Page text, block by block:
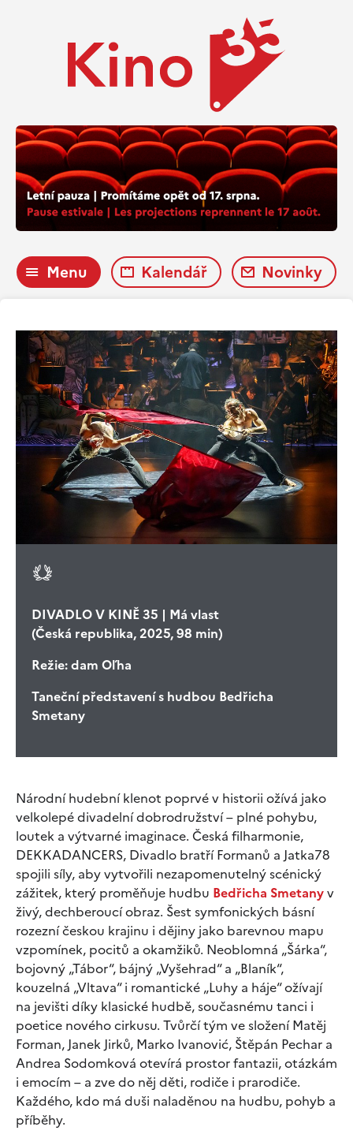
Menu Kalendář Novinky
DIVADLO V KINĚ 35 | Má vlast
(Česká republika, 2025, 98 min)
Režie:dam Oľha
Taneční představení s hudbou Bedřicha
Smetany
Národní hudební klenot poprvé v historii ožívá jako
velkolepé divadelní dobrodružství – plné pohybu,
loutek a výtvarné imaginace. Česká filharmonie,
DEKKADANCERS, Divadlo bratří Formanů a Jatka78
spojili síly, aby vytvořili nezapomenutelný scénický
zážitek, který proměňuje hudbu Bedřicha Smetanyv
živý, dechberoucí obraz. Šest symfonických básní
rozezní českou krajinu i dějiny jako barevnou mapu
vzpomínek, pocitů a okamžiků. Neoblomná „Šárka“,
bojovný „Tábor“, bájný „Vyšehrad“ a „Blaník“,
kouzelná „Vltava“ i romantické „Luhy a háje“ ožívají
na jevišti díky klasické hudbě, současnému tanci i
poetice nového cirkusu. Tvůrčí tým ve složení Matěj
Forman, Janek Jirků, Marko Ivanović, Štěpán Pechar a
Andrea Sodomková otevírá prostor fantazii, otázkám
i emocím – a zve do něj děti, rodiče i prarodiče.
Každého, kdo má duši naladěnou na hudbu, pohyb a
příběhy.